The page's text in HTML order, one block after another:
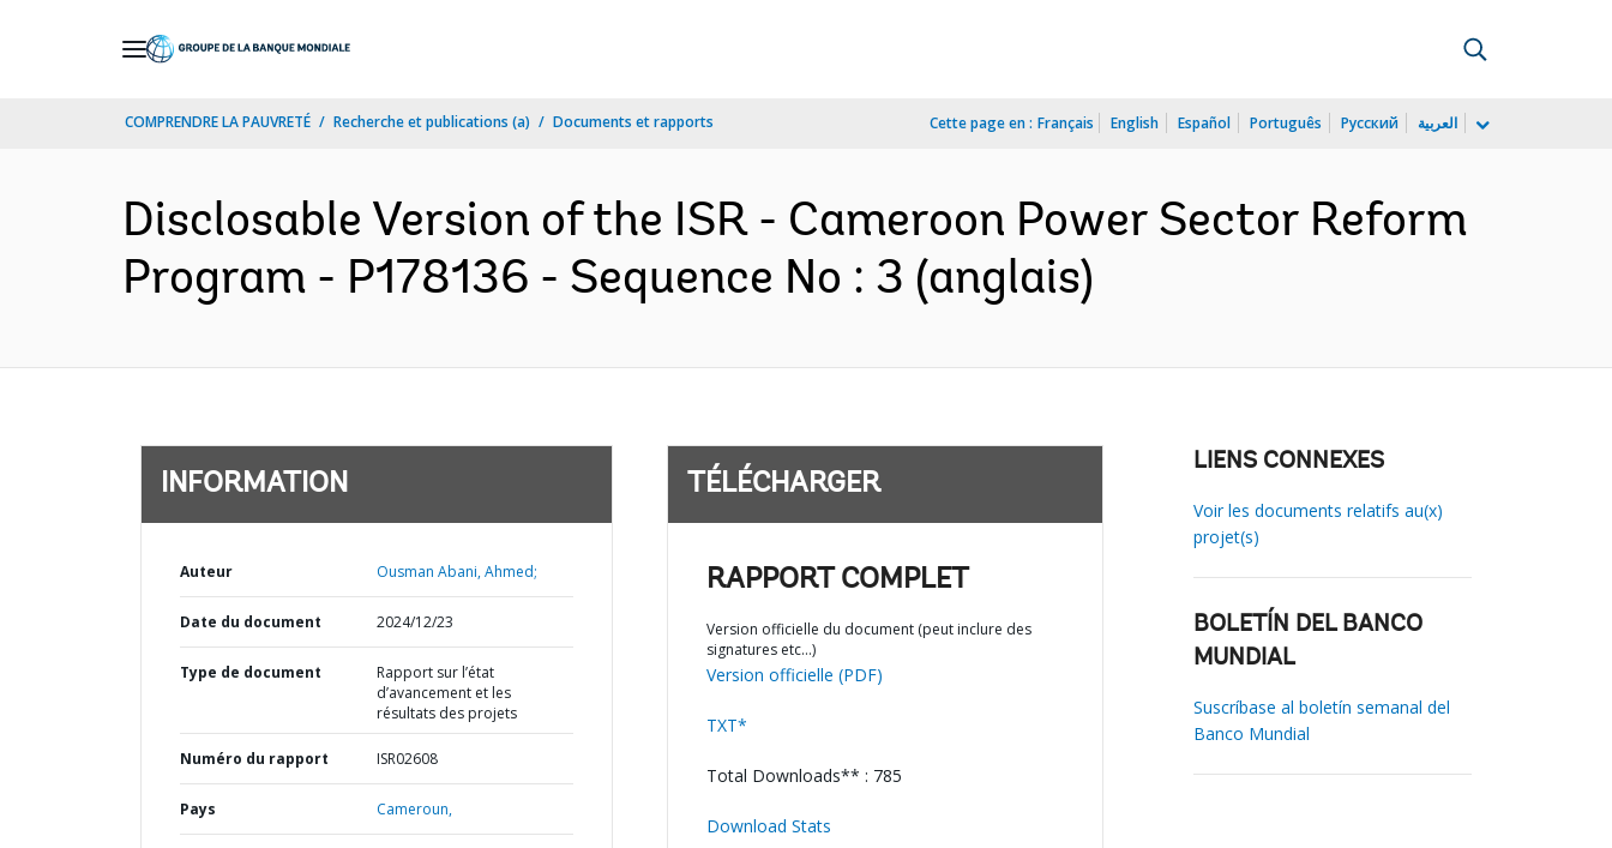
COMPRENDRE LA PAUVRETÉ Recherche et publications (a) Documents et rapports Cette page en : Français English Español Português Русский العربية
Disclosable Version of the ISR - Cameroon Power Sector Reform
Program - P178136 - Sequence No : 3 (anglais)
INFORMATION
Auteur Ousman Abani, Ahmed;
Date du document 2024/12/23
Type de document
Rapport sur l’état
d’avancement et les
résultats des projets
Numéro du rapport ISR02608
Pays Cameroun,
TÉLÉCHARGER
RAPPORT COMPLET
Version officielle du document (peut inclure des
signatures etc…)
Version officielle (PDF)
TXT*
Total Downloads** : 785
Download Stats
LIENS CONNEXES
Voir les documents relatifs au(x)
projet(s)
BOLETÍN DEL BANCO
MUNDIAL
Suscríbase al boletín semanal del
Banco Mundial